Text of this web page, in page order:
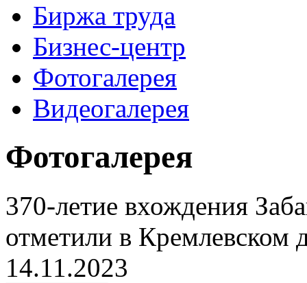
Биржа труда
Бизнес-центр
Фотогалерея
Видеогалерея
Фотогалерея
370-летие вхождения
отметили в Кремлевском
14.11.2023